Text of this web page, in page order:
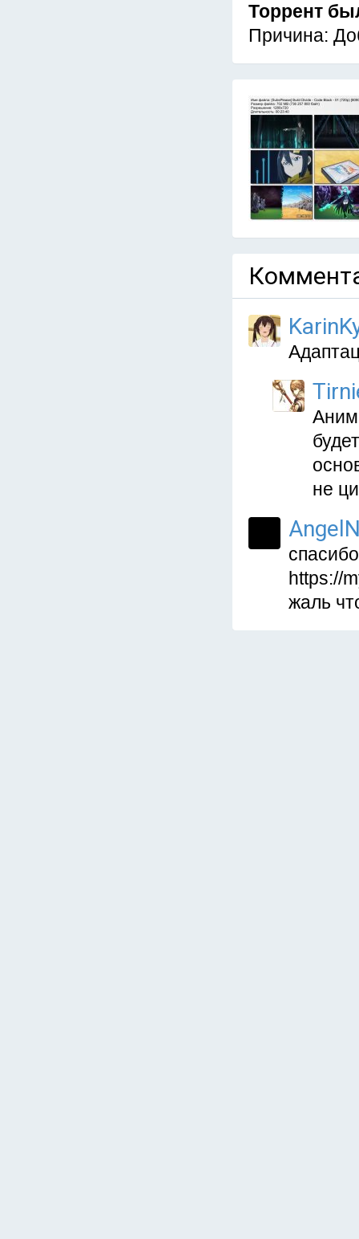
Торрент
Причина:
не
https://
жаль